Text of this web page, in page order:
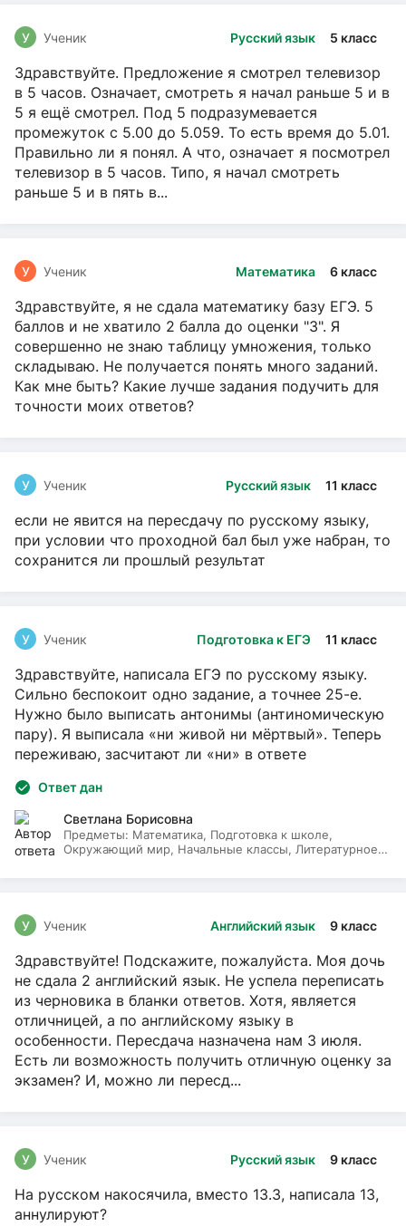
Русский язык 5 класс
У Ученик
Здравствуйте. Предложение я смотрел телевизор
в 5 часов. Означает, смотреть я начал раньше 5 и в
5 я ещё смотрел. Под 5 подразумевается
промежуток с 5.00 до 5.059. То есть время до 5.01.
Правильно ли я понял. А что, означает я посмотрел
телевизор в 5 часов. Типо, я начал смотреть
раньше 5 и в пять в...
Математика 6 класс
У Ученик
Здравствуйте, я не сдала математику базу ЕГЭ. 5
баллов и не хватило 2 балла до оценки "3". Я
совершенно не знаю таблицу умножения, только
складываю. Не получается понять много заданий.
Как мне быть? Какие лучше задания подучить для
точности моих ответов?
Русский язык 11 класс
У Ученик
если не явится на пересдачу по русскому языку,
при условии что проходной бал был уже набран, то
сохранится ли прошлый результат
Подготовка к ЕГЭ 11 класс
У Ученик
Здравствуйте, написала ЕГЭ по русскому языку.
Сильно беспокоит одно задание, а точнее 25-е.
Нужно было выписать антонимы (антиномическую
пару). Я выписала «ни живой ни мёртвый». Теперь
переживаю, засчитают ли «ни» в ответе
Ответ дан
Светлана Борисовна
Предметы: Математика, Подготовка к школе,
Окружающий мир, Начальные классы, Литературное
Английский язык 9 класс
У Ученик
Здравствуйте! Подскажите, пожалуйста. Моя дочь
не сдала 2 английский язык. Не успела переписать
из черновика в бланки ответов. Хотя, является
отличницей, а по английскому языку в
особенности. Пересдача назначена нам 3 июля.
Есть ли возможность получить отличную оценку за
экзамен? И, можно ли пересд...
Русский язык 9 класс
У Ученик
На русском накосячила, вместо 13.3, написала 13,
аннулируют?